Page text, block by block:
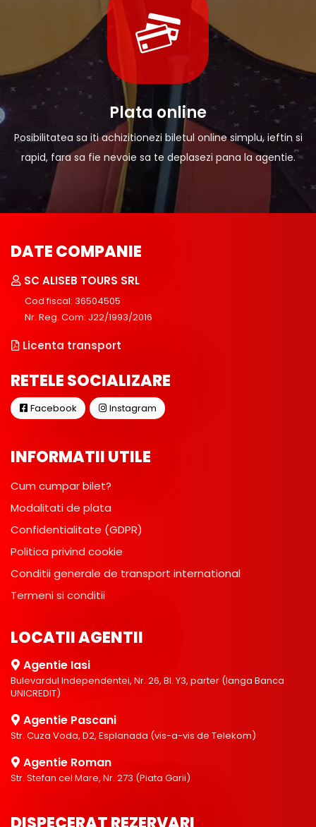
Plata online
Posibilitatea sa iti achizitionezi biletul online simplu, ieftin si
rapid, fara sa fie nevoie sa te deplasezi pana la agentie.
DATE COMPANIE
SC ALISEB TOURS SRL
Cod fiscal: 36504505
Nr. Reg. Com: J22/1993/2016
Licenta transport
RETELE SOCIALIZARE
Facebook Instagram
INFORMATII UTILE
Cum cumpar bilet?
Modalitati de plata
Confidentialitate (GDPR)
Politica privind cookie
Conditii generale de transport international
Termeni si conditii
LOCATII AGENTII
Agentie Iasi
Bulevardul Independentei, Nr. 26, Bl. Y3, parter (langa Banca
UNICREDIT)
Agentie Pascani
Str. Cuza Voda, D2, Esplanada (vis-a-vis de Telekom)
Agentie Roman
Str. Stefan cel Mare, Nr. 273 (Piata Garii)